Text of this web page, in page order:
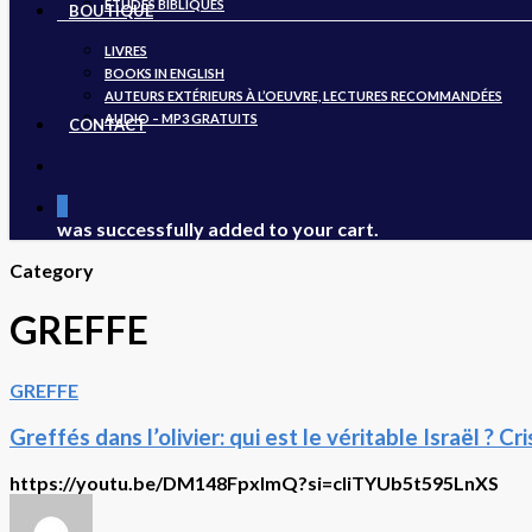
ÉTUDES BIBLIQUES
BOUTIQUE
LIVRES
BOOKS IN ENGLISH
AUTEURS EXTÉRIEURS À L’OEUVRE, LECTURES RECOMMANDÉES
AUDIO – MP3 GRATUITS
CONTACT
was successfully added to your cart.
Category
GREFFE
Greffés
l’olivier:
est
le
véritable
GREFFE
Greffés dans l’olivier: qui est le véritable Israël ?
https://youtu.be/DM148FpxlmQ?si=cIiTYUb5t595LnXS